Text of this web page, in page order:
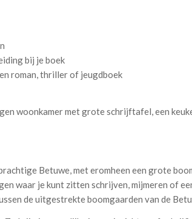
bij je boek
roman, thriller of jeugdboek
woonkamer met grote schrijftafel, een
Betuwe, met eromheen een grote
waar je kunt zitten schrijven, mijmeren of
de uitgestrekte boomgaarden van de